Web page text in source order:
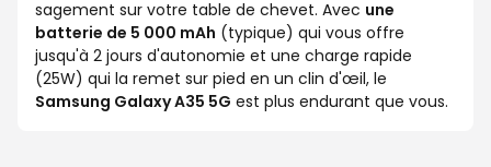
sagement sur votre table de chevet. Avec une
batterie de 5 000 mAh (typique) qui vous offre
jusqu'à 2 jours d'autonomie et une charge rapide
(25W) qui la remet sur pied en un clin d'œil, le
Samsung Galaxy A35 5G est plus endurant que vous.